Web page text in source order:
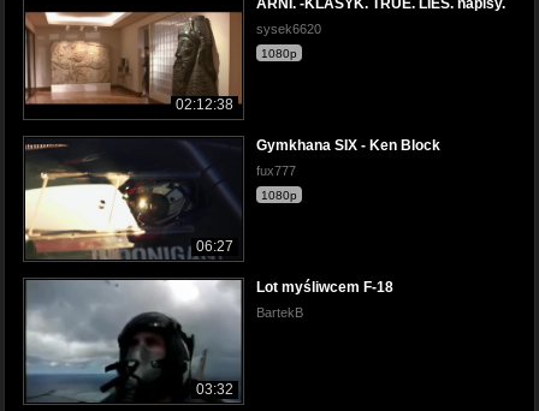
02:12:38
ARNI. -KLASYK. TRUE. LIES. napisy.
sysek6620
1080p
06:27
Gymkhana SIX - Ken Block
fux777
1080p
03:32
Lot myśliwcem F-18
BartekB